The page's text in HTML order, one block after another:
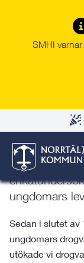
SMHI
Trygg
(TiNK)
Norrtälje
ungdomars
Sedan i slutet av
ungdomars
utökade vi